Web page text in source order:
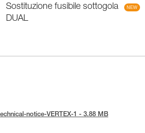
Sostituzione fusibile sottogola
DUAL
notice-VERTEX-1 - 3.88 MB